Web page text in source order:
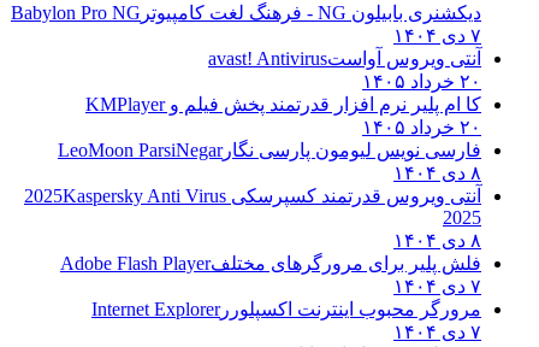
دیکشنری بابیلون NG - فرهنگ لغت کامپیوتر
Babylon Pro NG
۷ دی ۱۴۰۴
آنتی ویروس آواستavast! Antivirus
۲۰ خرداد ۱۴۰۵
کا ام پلیر نرم افزار قدرتمند پخش فیلم وKMPlayer
۲۰ خرداد ۱۴۰۵
فارسی نویس لیومون پارسی نگارLeoMoon ParsiNegar
۸ دی ۱۴۰۴
آنتی ویروس قدرتمند کسپرسکی 2025 Kaspersky Anti Virus
2025
۸ دی ۱۴۰۴
فلش پلیر برای مرورگرهای مختلفAdobe Flash Player
۷ دی ۱۴۰۴
مرورگر محبوب اینترنت اکسپلوررInternet Explorer
۷ دی ۱۴۰۴